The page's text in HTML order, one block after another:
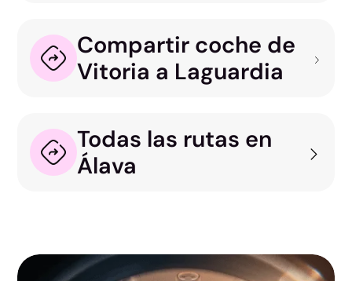
Compartir coche de
Vitoria a Laguardia
Todas las rutas en
Álava